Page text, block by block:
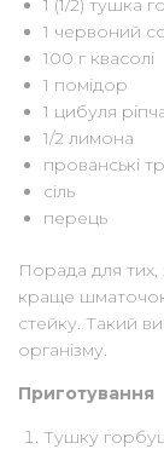
1 (1/2) тушка
1 червоний
100 г квасолі
1 помідор
1 цибуля
1/2 лимона
прованські
сіль
перець
Порада для тих,
краще
стейку. Такий
організму.
Приготування
Тушку